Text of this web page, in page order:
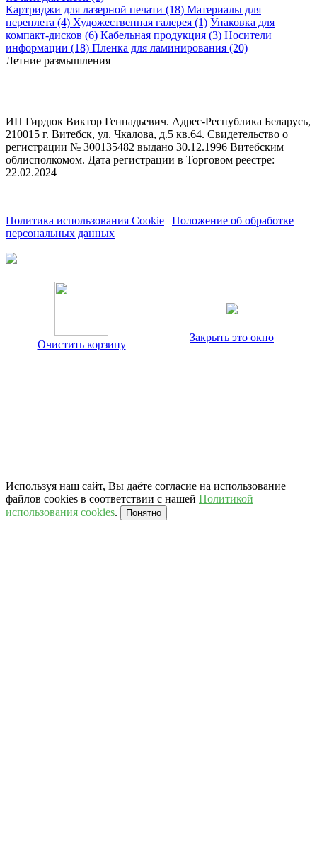
Картриджи для лазерной печати (18) Материалы для
переплета (4) Художественная галерея (1) Упаковка для
компакт-дисков (6) Кабельная продукция (3) Носители
информации (18) Пленка для ламинирования (20)
Летние размышления
ИП Гирдюк Виктор Геннадьевич. Адрес-Республика Беларусь,
210015 г. Витебск, ул. Чкалова, д.5 кв.64. Свидетельство о
регистрации № 300135482 выдано 30.12.1996 Витебским
облисполкомом. Дата регистрации в Торговом реестре:
22.02.2024
Политика использования Cookie | Положение об обработке
персональных данных
Очистить корзину
Закрыть это окно
Используя наш сайт, Вы даёте согласие на использование
файлов cookies в соответствии с нашей Политикой
использования cookies. Понятно